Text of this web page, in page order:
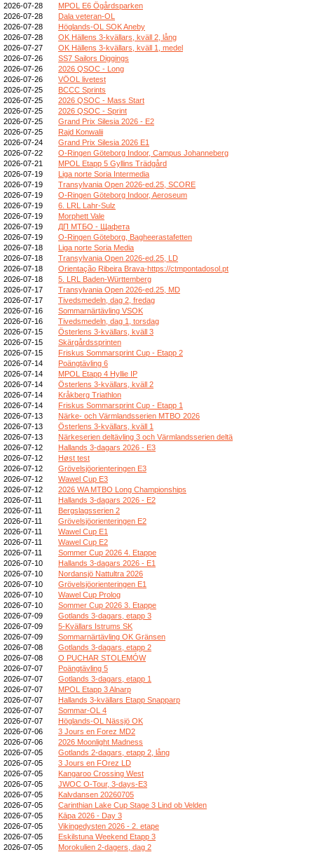
2026-07-28
MPOL E6 Ögårdsparken
2026-07-28
Dala veteran-OL
2026-07-28
Höglands-OL SOK Aneby
2026-07-28
OK Hällens 3-kvällars, kväll 2, lång
2026-07-27
OK Hällens 3-kvällars, kväll 1, medel
2026-07-26
SS7 Sailors Diggings
2026-07-26
2026 QSOC - Long
2026-07-26
VÖOL livetest
2026-07-25
BCCC Sprints
2026-07-25
2026 QSOC - Mass Start
2026-07-25
2026 QSOC - Sprint
2026-07-25
Grand Prix Silesia 2026 - E2
2026-07-25
Rajd Konwalii
2026-07-24
Grand Prix Silesia 2026 E1
2026-07-22
O-Ringen Göteborg Indoor, Campus Johanneberg
2026-07-21
MPOL Etapp 5 Gyllins Trädgård
2026-07-19
Liga norte Soria Intermedia
2026-07-19
Transylvania Open 2026-ed.25, SCORE
2026-07-19
O-Ringen Göteborg Indoor, Aeroseum
2026-07-19
6. LRL Lahr-Sulz
2026-07-19
Morphett Vale
2026-07-19
ДП МТБО - Щафета
2026-07-19
O-Ringen Göteborg, Bagheerastafetten
2026-07-18
Liga norte Soria Media
2026-07-18
Transylvania Open 2026-ed.25, LD
2026-07-18
Orientação Ribeira Brava-https://ctmpontadosol.pt
2026-07-18
5. LRL Baden-Württemberg
2026-07-17
Transylvania Open 2026-ed.25, MD
2026-07-17
Tivedsmedeln, dag 2, fredag
2026-07-16
Sommarnärtävling VSOK
2026-07-16
Tivedsmedeln, dag 1, torsdag
2026-07-15
Österlens 3-kvällars, kväll 3
2026-07-15
Skärgårdssprinten
2026-07-15
Friskus Sommarsprint Cup - Etapp 2
2026-07-14
Poängtävling 6
2026-07-14
MPOL Etapp 4 Hyllie IP
2026-07-14
Österlens 3-kvällars, kväll 2
2026-07-14
Kråkberg Triathlon
2026-07-14
Friskus Sommarsprint Cup - Etapp 1
2026-07-13
Närke- och Värmlandsserien MTBO 2026
2026-07-13
Österlens 3-kvällars, kväll 1
2026-07-13
Närkeserien deltävling 3 och Värmlandsserien deltä
2026-07-12
Hallands 3-dagars 2026 - E3
2026-07-12
Høst test
2026-07-12
Grövelsjöorienteringen E3
2026-07-12
Wawel Cup E3
2026-07-12
2026 WA MTBO Long Championships
2026-07-11
Hallands 3-dagars 2026 - E2
2026-07-11
Bergslagsserien 2
2026-07-11
Grövelsjöorienteringen E2
2026-07-11
Wawel Cup E1
2026-07-11
Wawel Cup E2
2026-07-11
Sommer Cup 2026 4. Etappe
2026-07-10
Hallands 3-dagars 2026 - E1
2026-07-10
Nordansjö Nattultra 2026
2026-07-10
Grövelsjöorienteringen E1
2026-07-10
Wawel Cup Prolog
2026-07-10
Sommer Cup 2026 3. Etappe
2026-07-09
Gotlands 3-dagars, etapp 3
2026-07-09
5-Kvällars Istrums SK
2026-07-09
Sommarnärtävling OK Gränsen
2026-07-08
Gotlands 3-dagars, etapp 2
2026-07-08
O PUCHAR STOLEMÓW
2026-07-07
Poängtävling 5
2026-07-07
Gotlands 3-dagars, etapp 1
2026-07-07
MPOL Etapp 3 Alnarp
2026-07-07
Hallands 3-kvällars Etapp Snapparp
2026-07-07
Sommar-OL 4
2026-07-07
Höglands-OL Nässjö OK
2026-07-06
3 Jours en Forez MD2
2026-07-06
2026 Moonlight Madness
2026-07-05
Gotlands 2-dagars, etapp 2, lång
2026-07-05
3 Jours en FOrez LD
2026-07-05
Kangaroo Crossing West
2026-07-05
JWOC O-Tour, 3-days-E3
2026-07-05
Kalvdansen 20260705
2026-07-05
Carinthian Lake Cup Stage 3 Lind ob Velden
2026-07-05
Kāpa 2026 - Day 3
2026-07-05
Vikingedysten 2026 - 2. etape
2026-07-05
Eskilstuna Weekend Etapp 3
2026-07-05
Morokulien 2-dagers, dag 2